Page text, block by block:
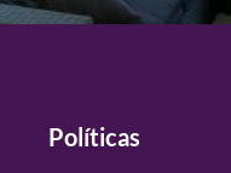
Políticas